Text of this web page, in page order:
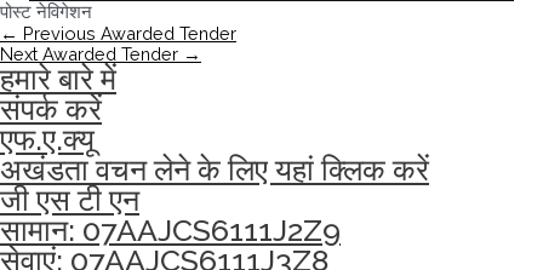
पोस्ट नेविगेशन
← Previous Awarded Tender
Next Awarded Tender →
हमारे बारे में
संपर्क करें
एफ.ए.क्यू
अखंडता वचन लेने के लिए यहां क्लिक करें
जी एस टी एन
सामान: 07AAJCS6111J2Z9
सेवाएं: 07AAJCS6111J3Z8